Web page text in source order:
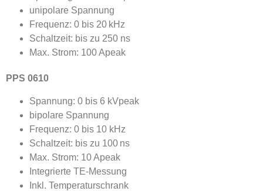
unipolare Spannung
Frequenz: 0 bis 20 kHz
Schaltzeit: bis zu 250 ns
Max. Strom: 100 Apeak
PPS 0610
Spannung: 0 bis 6 kVpeak
bipolare Spannung
Frequenz: 0 bis 10 kHz
Schaltzeit: bis zu 100 ns
Max. Strom: 10 Apeak
Integrierte TE-Messung
Inkl. Temperaturschrank